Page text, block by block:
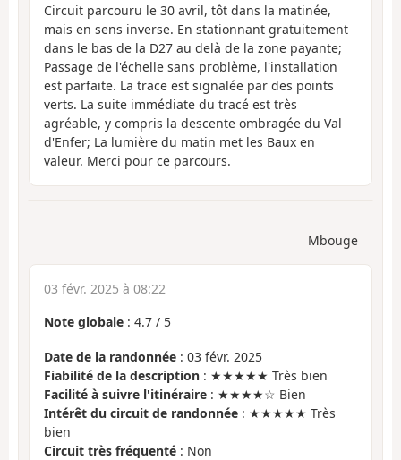
Circuit parcouru le 30 avril, tôt dans la matinée,
mais en sens inverse. En stationnant gratuitement
dans le bas de la D27 au delà de la zone payante;
Passage de l'échelle sans problème, l'installation
est parfaite. La trace est signalée par des points
verts. La suite immédiate du tracé est très
agréable, y compris la descente ombragée du Val
d'Enfer; La lumière du matin met les Baux en
valeur. Merci pour ce parcours.
Mbouge
03 févr. 2025 à 08:22
Note globale : 4.7 / 5
Date de la randonnée : 03 févr. 2025
Fiabilité de la description : ★★★★★ Très bien
Facilité à suivre l'itinéraire : ★★★★☆ Bien
Intérêt du circuit de randonnée : ★★★★★ Très
bien
Circuit très fréquenté : Non